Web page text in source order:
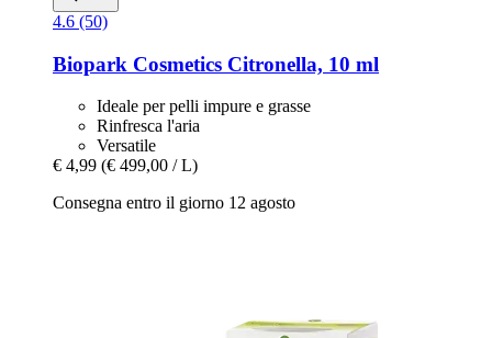
4.6 (50)
Biopark Cosmetics Citronella, 10 ml
Ideale per pelli impure e grasse
Rinfresca l'aria
Versatile
€ 4,99 (€ 499,00 / L)
Consegna entro il giorno 12 agosto